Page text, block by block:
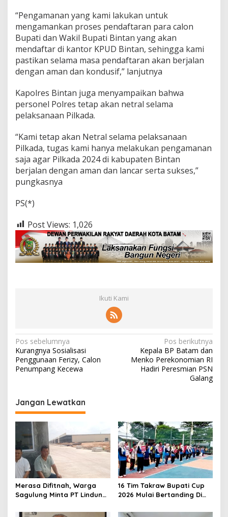
“Pengamanan yang kami lakukan untuk
mengamankan proses pendaftaran para calon
Bupati dan Wakil Bupati Bintan yang akan
mendaftar di kantor KPUD Bintan, sehingga kami
pastikan selama masa pendaftaran akan berjalan
dengan aman dan kondusif,” lanjutnya
Kapolres Bintan juga menyampaikan bahwa
personel Polres tetap akan netral selama
pelaksanaan Pilkada.
“Kami tetap akan Netral selama pelaksanaan
Pilkada, tugas kami hanya melakukan pengamanan
saja agar Pilkada 2024 di kabupaten Bintan
berjalan dengan aman dan lancar serta sukses,”
pungkasnya
PS(*)
Post Views: 1,026
Ikuti Kami
N
a
v
g
a
i
p
o
s
Pos sebelumnya
Kurangnya Sosialisasi
Penggunaan Ferizy, Calon
Penumpang Kecewa
Pos berikutnya
Kepala BP Batam dan
Menko Perekonomian RI
Hadiri Peresmian PSN
Galang
Jangan Lewatkan
Merasa Difitnah, Warga
Sagulung Minta PT Lindung
Perlakuan Merendahkan
16 Tim Takraw Bupati Cup
2026 Mulai Bertanding Di